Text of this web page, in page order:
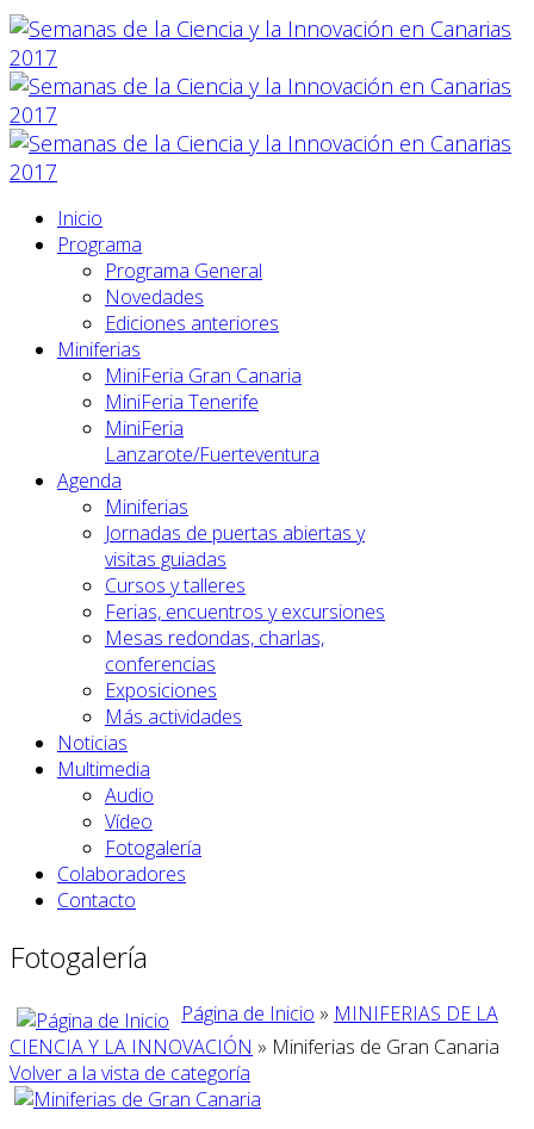
Inicio
Programa
Programa General
Novedades
Ediciones anteriores
Miniferias
MiniFeria Gran Canaria
MiniFeria Tenerife
MiniFeria
Lanzarote/Fuerteventura
Agenda
Miniferias
Jornadas de puertas abiertas y
visitas guiadas
Cursos y talleres
Ferias, encuentros y excursiones
Mesas redondas, charlas,
conferencias
Exposiciones
Más actividades
Noticias
Multimedia
Audio
Vídeo
Fotogalería
Colaboradores
Contacto
Fotogalería
Página de Inicio » MINIFERIAS DE LA
CIENCIA Y LA INNOVACIÓN » Miniferias de Gran Canaria
Volver a la vista de categoría